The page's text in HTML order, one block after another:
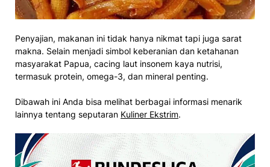
Penyajian, makanan ini tidak hanya nikmat tapi juga sarat
makna. Selain menjadi simbol keberanian dan ketahanan
masyarakat Papua, cacing laut insonem kaya nutrisi,
termasuk protein, omega-3, dan mineral penting.
Dibawah ini Anda bisa melihat berbagai informasi menarik
lainnya tentang seputaran Kuliner Ekstrim.